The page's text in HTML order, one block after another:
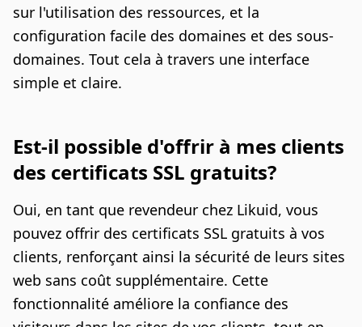
sur l'utilisation des ressources, et la
configuration facile des domaines et des sous-
domaines. Tout cela à travers une interface
simple et claire.
Est-il possible d'offrir à mes clients
des certificats SSL gratuits?
Oui, en tant que revendeur chez Likuid, vous
pouvez offrir des certificats SSL gratuits à vos
clients, renforçant ainsi la sécurité de leurs sites
web sans coût supplémentaire. Cette
fonctionnalité améliore la confiance des